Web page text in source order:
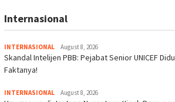
Internasional
INTERNASIONAL August 8, 2026
Skandal Intelijen PBB: Pejabat Senior UNICEF
Faktanya!
INTERNASIONAL August 8, 2026